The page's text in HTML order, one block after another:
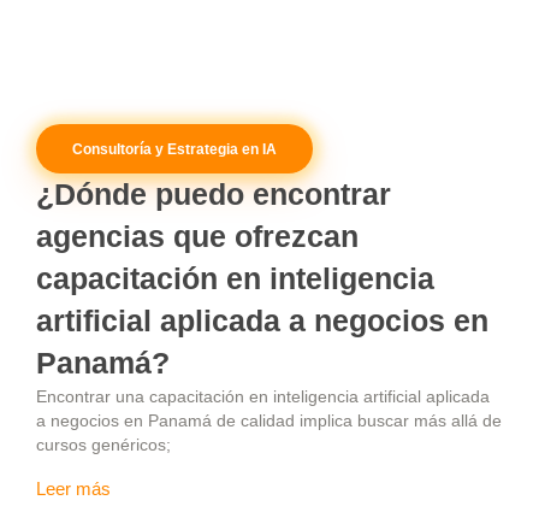
Consultoría y Estrategia en IA
¿Dónde puedo encontrar
agencias que ofrezcan
capacitación en inteligencia
artificial aplicada a negocios en
Panamá?
Encontrar una capacitación en inteligencia artificial aplicada
a negocios en Panamá de calidad implica buscar más allá de
cursos genéricos;
Leer más